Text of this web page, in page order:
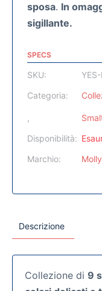
sposa. In
sigillante.
SPECS
SKU:
Categoria:
,
Disponibilità:
Marchio:
Descrizione
Collezione di 9